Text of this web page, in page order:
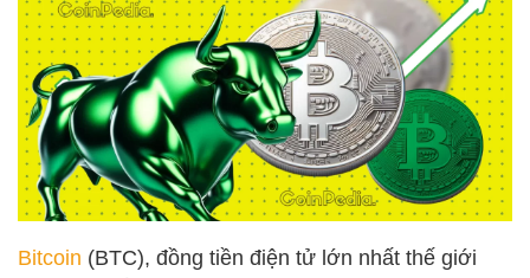
Bitcoin (BTC), đồng tiền điện tử lớn nhất thế giới